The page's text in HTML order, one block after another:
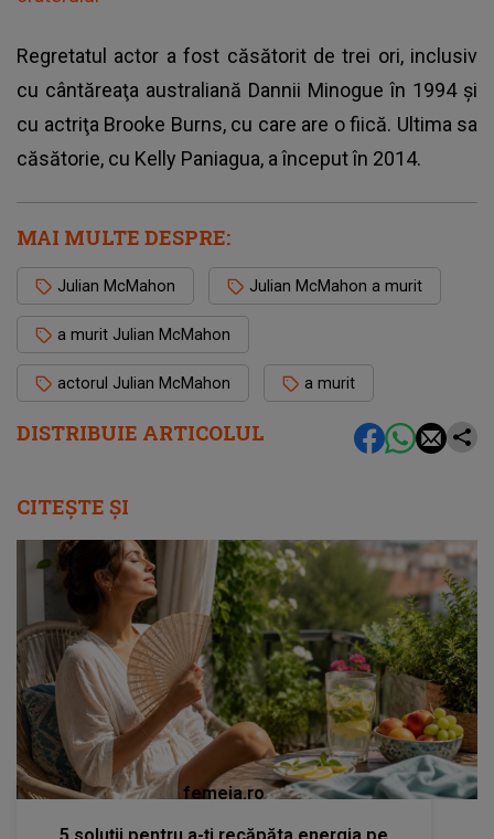
DISTRIBUIE ARTICOLUL
Regretatul actor a fost căsătorit de trei ori, inclusiv
cu cântăreaţa australiană Dannii Minogue în 1994 şi
cu actriţa Brooke Burns, cu care are o fiică. Ultima sa
căsătorie, cu Kelly Paniagua, a început în 2014.
MAI MULTE DESPRE:
Julian McMahon Julian McMahon a murit
a murit Julian McMahon
actorul Julian McMahon a murit
CITEȘTE ȘI
femeia.ro